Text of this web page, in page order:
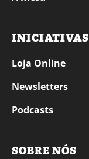
INICIATIVAS
Loja Online
Newsletters
Podcasts
SOBRE NÓS